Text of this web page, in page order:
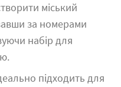
міський
за номерами
набір для
підходить для